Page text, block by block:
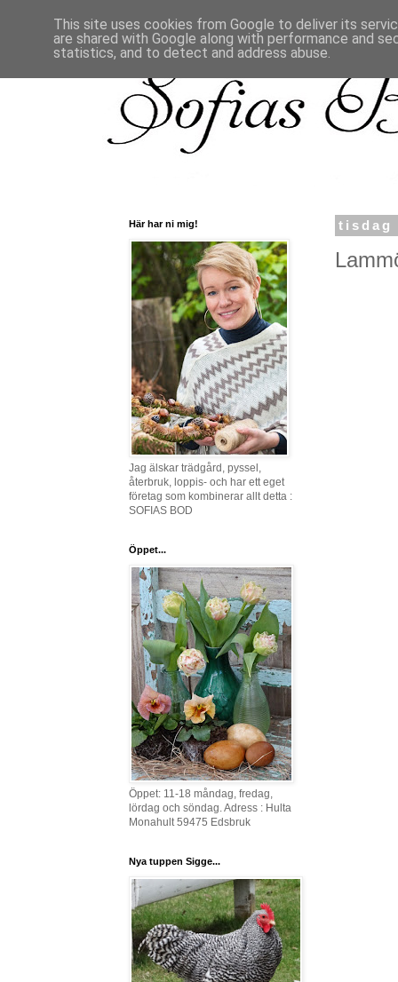
tisdag
Här har ni mig!
Jag älskar trädgård, pyssel,
återbruk, loppis- och har ett eget
företag som kombinerar allt detta :
SOFIAS BOD
Öppet...
Öppet: 11-18 måndag, fredag,
lördag och söndag. Adress : Hulta
Monahult 59475 Edsbruk
Nya tuppen Sigge...
This site uses cookies from Google to deliver its
are shared with Google along with performance and
statistics, and to detect and address abuse.